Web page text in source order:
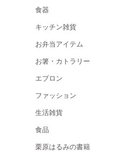
食器
キッチン雑貨
お弁当アイテム
お箸・カトラリー
エプロン
ファッション
生活雑貨
食品
栗原はるみの書籍